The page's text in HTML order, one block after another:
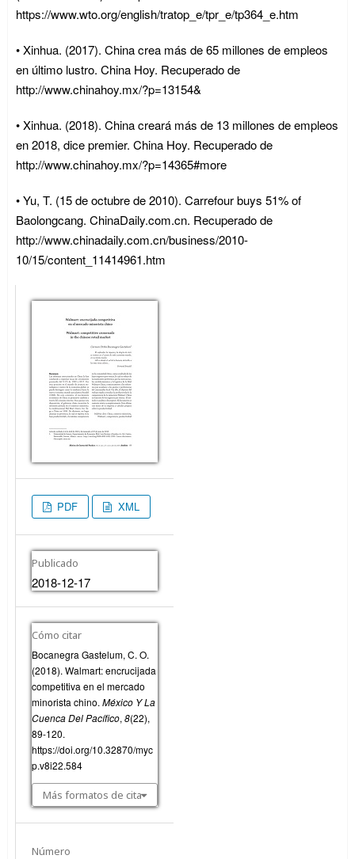
https://www.wto.org/english/tratop_e/tpr_e/tp364_e.htm
• Xinhua. (2017). China crea más de 65 millones de empleos
en último lustro. China Hoy. Recuperado de
http://www.chinahoy.mx/?p=13154&
• Xinhua. (2018). China creará más de 13 millones de empleos
en 2018, dice premier. China Hoy. Recuperado de
http://www.chinahoy.mx/?p=14365#more
• Yu, T. (15 de octubre de 2010). Carrefour buys 51% of
Baolongcang. ChinaDaily.com.cn. Recuperado de
http://www.chinadaily.com.cn/business/2010-
10/15/content_11414961.htm
PDF XML
Publicado
2018-12-17
Cómo citar
Bocanegra Gastelum, C. O.
(2018). Walmart: encrucijada
competitiva en el mercado
minorista chino. México Y La
Cuenca Del Pacífico, 8(22),
89-120.
https://doi.org/10.32870/myc
p.v8i22.584
Más formatos de cita
Número